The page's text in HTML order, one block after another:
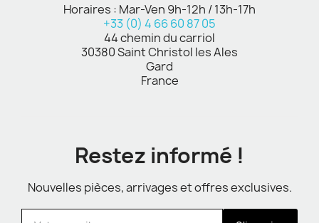
Horaires : Mar-Ven 9h-12h / 13h-17h
+33 (0) 4 66 60 87 05
44 chemin du carriol
30380 Saint Christol les Ales
Gard
France
Restez informé !
Nouvelles pièces, arrivages et offres exclusives.